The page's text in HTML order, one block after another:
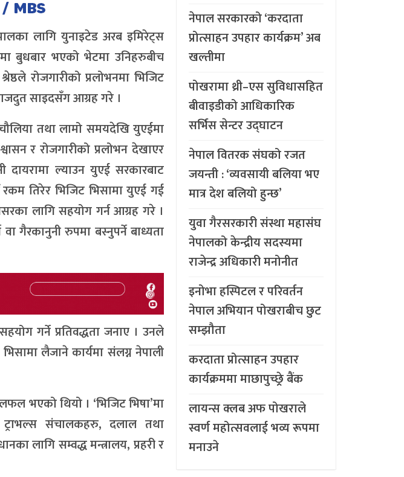
लागि युनाइटेड अरब इमिरेट्स
बुधबार भएको भेटमा उनिहरुबीच
रोजगारीको प्रलोभनमा भिजिट
साइदसँग आग्रह गरे ।
तथा लामो समयदेखि युएईमा
र रोजगारीको प्रलोभन देखाएर
दायरामा ल्याउन युएई सरकारबाट
रकम तिरेर भिजिट भिसामा युएई गई
लागि सहयोग गर्न आग्रह गरे ।
गैरकानुनी रुपमा बस्नुपर्ने बाध्यता
गर्ने प्रतिवद्धता जनाए । उनले
लैजाने कार्यमा संलग्न नेपाली
भएको थियो । ‘भिजिट भिषा’मा
ट्राभल्स संचालकहरु, दलाल तथा
लागि सम्वद्ध मन्त्रालय, प्रहरी र
नेपाल सरकारको ‘करदाता
प्रोत्साहन उपहार कार्यक्रम’ अब
खल्तीमा
पोखरामा थ्री–एस सुविधासहित
बीवाइडीको आधिकारिक
सर्भिस सेन्टर उद्घाटन
नेपाल वितरक संघको रजत
जयन्ती : ‘व्यवसायी बलिया भए
मात्र देश बलियो हुन्छ’
युवा गैरसरकारी संस्था महासंघ
नेपालको केन्द्रीय सदस्यमा
राजेन्द्र अधिकारी मनोनीत
इनोभा हस्पिटल र परिवर्तन
नेपाल अभियान पोखराबीच छुट
सम्झौता
करदाता प्रोत्साहन उपहार
कार्यक्रममा माछापुच्छ्र्रे बैंक
लायन्स क्लब अफ पोखराले
स्वर्ण महोत्सवलाई भव्य रूपमा
मनाउने